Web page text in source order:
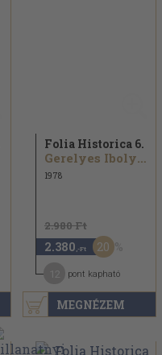
MEGNÉZEM
Folia Historica 6.
Gerelyes Ibolya...
1978
2.980 Ft
2.380 ,-Ft 20
pont kapható